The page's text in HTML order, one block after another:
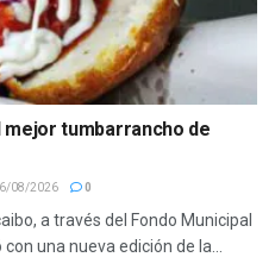
mejor tumbarrancho de
08/2026 0
a través del Fondo Municipal
una nueva edición de la...